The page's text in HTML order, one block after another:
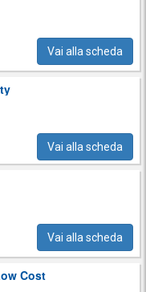
Vai alla scheda
Vai alla scheda
Vai alla scheda
Cost